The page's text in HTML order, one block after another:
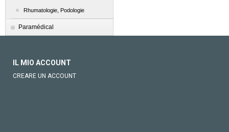
Rhumatologie, Podologie
Paramédical
IL MIO ACCOUNT
CREARE UN ACCOUNT